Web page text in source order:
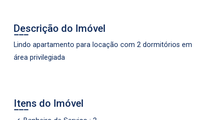
Descrição do Imóvel
Lindo apartamento para locação com 2 dormitórios em
área privilegiada
Itens do Imóvel